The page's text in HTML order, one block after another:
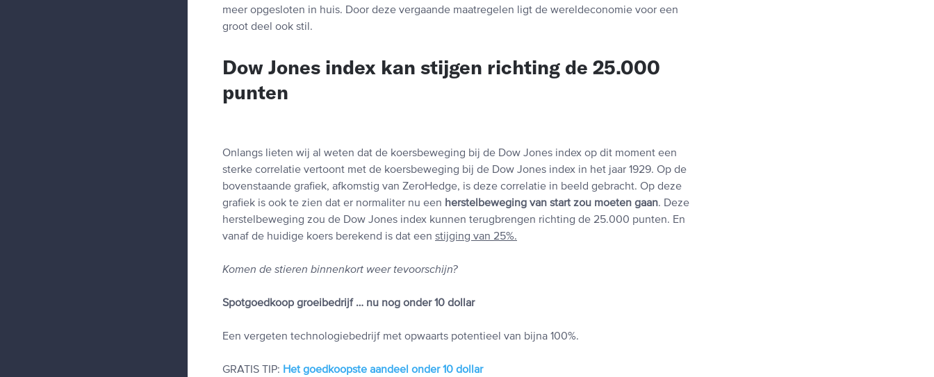
meer opgesloten in huis. Door deze vergaande maatregelen ligt de wereldeconomie voor een
groot deel ook stil.
Dow Jones index kan stijgen richting de 25.000
punten
Onlangs lieten wij al weten dat de koersbeweging bij de Dow Jones index op dit moment een
sterke correlatie vertoont met de koersbeweging bij de Dow Jones index in het jaar 1929. Op de
bovenstaande grafiek, afkomstig van ZeroHedge, is deze correlatie in beeld gebracht. Op deze
grafiek is ook te zien dat er normaliter nu een herstelbeweging van start zou moeten gaan. Deze
herstelbeweging zou de Dow Jones index kunnen terugbrengen richting de 25.000 punten. En
vanaf de huidige koers berekend is dat een stijging van 25%.
Komen de stieren binnenkort weer tevoorschijn?
Spotgoedkoop groeibedrijf … nu nog onder 10 dollar
Een vergeten technologiebedrijf met opwaarts potentieel van bijna 100%.
GRATIS TIP: Het goedkoopste aandeel onder 10 dollar